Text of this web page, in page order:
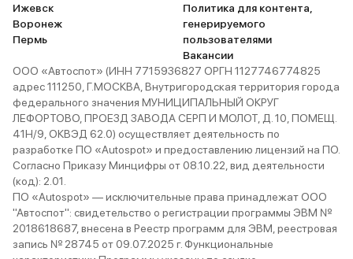
Ижевск
Воронеж
Пермь
Политика для контента,
генерируемого
пользователями
Вакансии
ООО «Автоспот» (ИНН 7715936827 ОРГН 1127746774825
адрес 111250, Г.МОСКВА, Внутригородская территория города
федерального значения МУНИЦИПАЛЬНЫЙ ОКРУГ
ЛЕФОРТОВО, ПРОЕЗД ЗАВОДА СЕРП И МОЛОТ, Д. 10, ПОМЕЩ.
41Н/9, ОКВЭД 62.0) осуществляет деятельность по
разработке ПО «Autospot» и предоставлению лицензий на ПО.
Согласно Приказу Минцифры от 08.10.22, вид деятельности
(код): 2.01.
ПО «Autospot» — исключительные права принадлежат ООО
"Автоспот": свидетельство о регистрации программы ЭВМ №
2018618687, внесена в Реестр программ для ЭВМ, реестровая
запись № 28745 от 09.07.2025 г. Функциональные